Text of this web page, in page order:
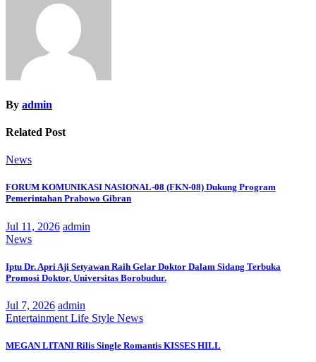
By admin
Related Post
News
FORUM KOMUNIKASI NASIONAL-08 (FKN-08) Dukung Program
Pemerintahan Prabowo Gibran
Jul 11, 2026 admin
News
Iptu Dr. Apri Aji Setyawan Raih Gelar Doktor Dalam Sidang Terbuka
Promosi Doktor, Universitas Borobudur.
Jul 7, 2026 admin
Entertainment Life Style News
MEGAN LITANI Rilis Single Romantis KISSES HILL